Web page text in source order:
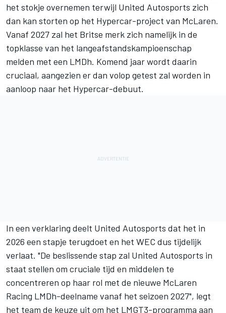
het stokje overnemen terwijl United Autosports zich
dan kan storten op het Hypercar-project van McLaren.
Vanaf 2027 zal het Britse merk zich namelijk in de
topklasse van het langeafstandskampioenschap
melden met een LMDh. Komend jaar wordt daarin
cruciaal, aangezien er dan volop getest zal worden in
aanloop naar het Hypercar-debuut.
In een verklaring deelt United Autosports dat het in
2026 een stapje terugdoet en het WEC dus tijdelijk
verlaat. "De beslissende stap zal United Autosports in
staat stellen om cruciale tijd en middelen te
concentreren op haar rol met de nieuwe McLaren
Racing LMDh-deelname vanaf het seizoen 2027", legt
het team de keuze uit om het LMGT3-programma aan